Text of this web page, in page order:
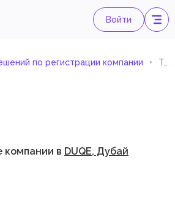
Войти
по регистрации компании Торговля насосами, двигателями, клапанами и запчастями
компании в DUQE, Дубай